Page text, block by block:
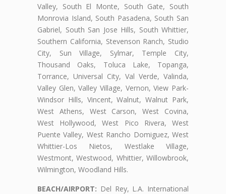
Valley, South El Monte, South Gate, South
Monrovia Island, South Pasadena, South San
Gabriel, South San Jose Hills, South Whittier,
Southern California, Stevenson Ranch, Studio
City, Sun Village, Sylmar, Temple City,
Thousand Oaks, Toluca Lake, Topanga,
Torrance, Universal City, Val Verde, Valinda,
Valley Glen, Valley Village, Vernon, View Park-
Windsor Hills, Vincent, Walnut, Walnut Park,
West Athens, West Carson, West Covina,
West Hollywood, West Pico Rivera, West
Puente Valley, West Rancho Domiguez, West
Whittier-Los Nietos, Westlake Village,
Westmont, Westwood, Whittier, Willowbrook,
Wilmington, Woodland Hills.
BEACH/AIRPORT: Del Rey, L.A. International